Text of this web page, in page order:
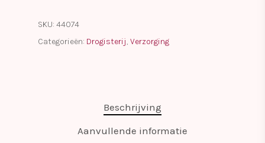
SKU: 44074
Categorieën: Drogisterij, Verzorging
Beschrijving
Aanvullende informatie